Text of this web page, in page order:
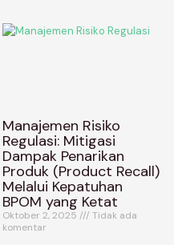
Manajemen Risiko
Regulasi: Mitigasi
Dampak Penarikan
Produk (Product Recall)
Melalui Kepatuhan
BPOM yang Ketat
Oktober 2, 2025
Tidak ada
komentar